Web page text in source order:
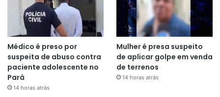
Médico é preso por
suspeita de abuso contra
paciente adolescente no
Pará
14 horas atrás
Mulher é presa suspeito
de aplicar golpe em venda
de terrenos
14 horas atrás